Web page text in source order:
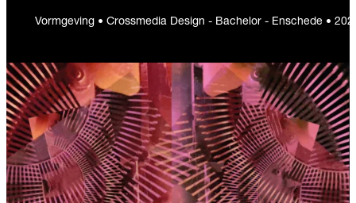
Vormgeving • Crossmedia Design - Bachelor - Enschede •